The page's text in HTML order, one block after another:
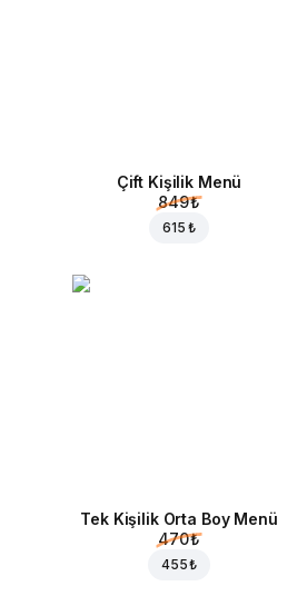
Çift Kişilik Menü
849 ₺
615 ₺
Tek Kişilik Orta Boy Menü
470 ₺
455 ₺